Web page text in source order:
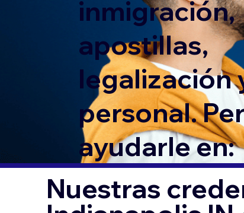
inmigración,
apostillas,
legalización
personal.
ayudarle en:
Nuestras